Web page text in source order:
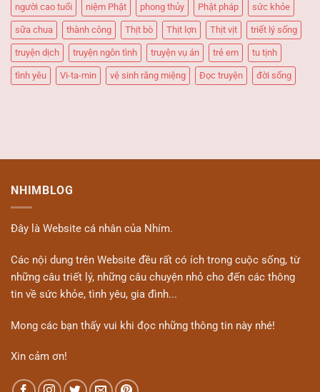
người cao tuổi niệm Phật phong thủy Phật pháp sức khỏe
sữa chua thành công Thịt bò Thịt lợn Thịt vịt triết lý sống
truyện dịch truyện ngôn tình truyện vụ án trẻ em tu tịnh
tình yêu Vi-ta-min vệ sinh răng miệng Đọc truyện đời sống
NHIMBLOG
Đây là Website cá nhân của Nhím.
Các nội dung trên Website đều rất có ích trong cuộc sống, từ
những câu triết lý, những câu chuyện nhỏ cho đến các thông
tin về sức khỏe, tình yêu, gia đình...
Mong các bạn thấy vui khi đọc những thông tin này nhé!
Xin cảm ơn!